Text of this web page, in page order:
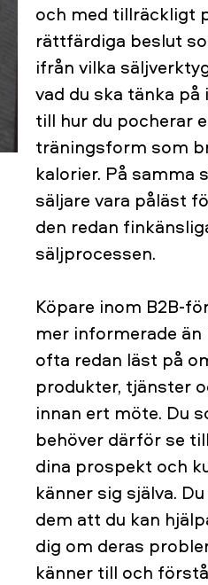
och med tillräckligt
rättfärdiga beslut
ifrån vilka
vad du ska tänka på
till hur du pocherar
träningsform som
kalorier. På samma
säljare vara påläst
den redan
säljprocessen.
Köpare inom B2B-
mer informerade än
ofta redan läst på
produkter, tjänster
innan ert möte. Du
behöver därför se
dina prospekt och
känner sig själva.
dem att du kan
dig om deras
känner till och